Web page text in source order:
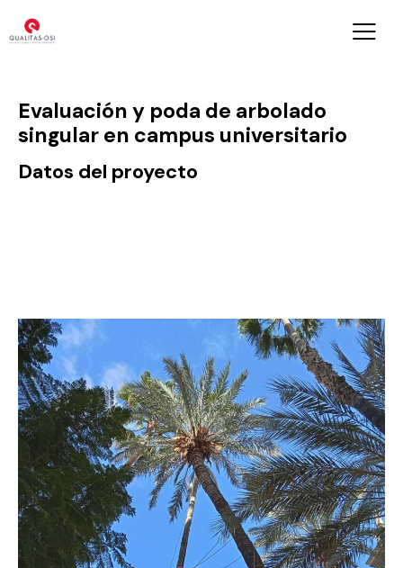
Evaluación y poda de arbolado
singular en campus universitario
Datos del proyecto